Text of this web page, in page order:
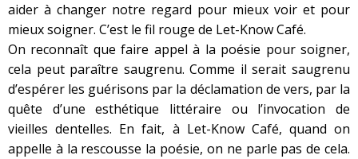
aider à changer notre regard pour mieux voir et pour
mieux soigner. C’est le fil rouge de Let-Know Café.
On reconnaît que faire appel à la poésie pour soigner,
cela peut paraître saugrenu. Comme il serait saugrenu
d’espérer les guérisons par la déclamation de vers, par la
quête d’une esthétique littéraire ou l’invocation de
vieilles dentelles. En fait, à Let-Know Café, quand on
appelle à la rescousse la poésie, on ne parle pas de cela.